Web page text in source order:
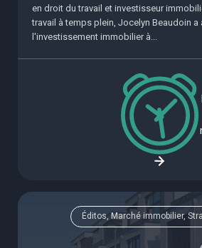
en droit du travail et investisseur
travail à temps plein, Jocelyn Beaudoin a
l'investissement immobilier à...
Éditos, Marché immobilier,